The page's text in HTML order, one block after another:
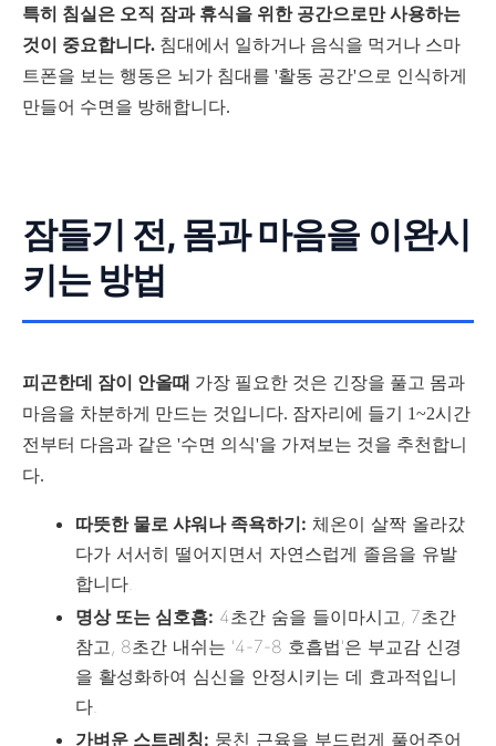
특히 침실은 오직 잠과 휴식을 위한 공간으로만 사용하는
것이 중요합니다. 침대에서 일하거나 음식을 먹거나 스마
트폰을 보는 행동은 뇌가 침대를 '활동 공간'으로 인식하게
만들어 수면을 방해합니다.
잠들기 전, 몸과 마음을 이완시
키는 방법
피곤한데 잠이 안올때 가장 필요한 것은 긴장을 풀고 몸과
마음을 차분하게 만드는 것입니다. 잠자리에 들기 1~2시간
전부터 다음과 같은 '수면 의식'을 가져보는 것을 추천합니
다.
따뜻한 물로 샤워나 족욕하기: 체온이 살짝 올라갔
다가 서서히 떨어지면서 자연스럽게 졸음을 유발
합니다.
명상 또는 심호흡: 4초간 숨을 들이마시고, 7초간
참고, 8초간 내쉬는 '4-7-8 호흡법'은 부교감 신경
을 활성화하여 심신을 안정시키는 데 효과적입니
다.
가벼운 스트레칭: 뭉친 근육을 부드럽게 풀어주어